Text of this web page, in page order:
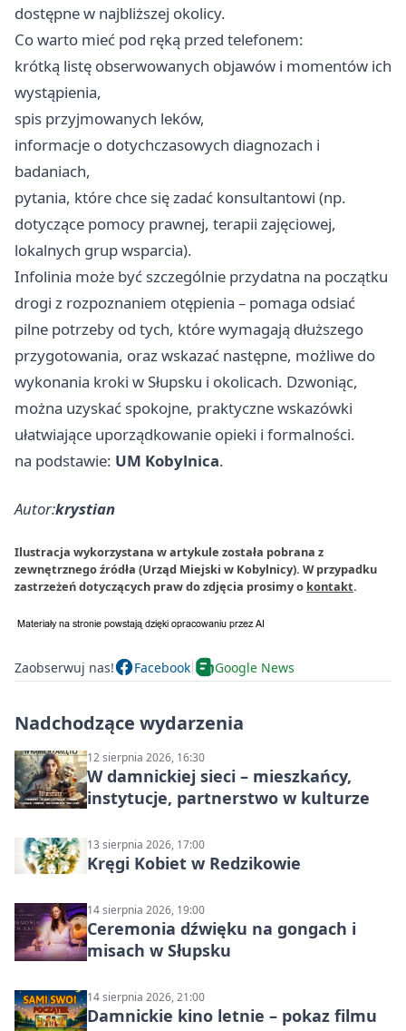
dostępne w najbliższej okolicy.
Co warto mieć pod ręką przed telefonem:
krótką listę obserwowanych objawów i momentów ich
wystąpienia,
spis przyjmowanych leków,
informacje o dotychczasowych diagnozach i
badaniach,
pytania, które chce się zadać konsultantowi (np.
dotyczące pomocy prawnej, terapii zajęciowej,
lokalnych grup wsparcia).
Infolinia może być szczególnie przydatna na początku
drogi z rozpoznaniem otępienia – pomaga odsiać
pilne potrzeby od tych, które wymagają dłuższego
przygotowania, oraz wskazać następne, możliwe do
wykonania kroki w Słupsku i okolicach. Dzwoniąc,
można uzyskać spokojne, praktyczne wskazówki
ułatwiające uporządkowanie opieki i formalności.
na podstawie: UM Kobylnica.
Autor:krystian
Ilustracja wykorzystana w artykule została pobrana z
zewnętrznego źródła (Urząd Miejski w Kobylnicy). W przypadku
zastrzeżeń dotyczących praw do zdjęcia prosimy o kontakt.
Zaobserwuj nas! Facebook Google News
Nadchodzące wydarzenia
12 sierpnia 2026, 16:30
W damnickiej sieci – mieszkańcy,
instytucje, partnerstwo w kulturze
13 sierpnia 2026, 17:00
Kręgi Kobiet w Redzikowie
14 sierpnia 2026, 19:00
Ceremonia dźwięku na gongach i
misach w Słupsku
14 sierpnia 2026, 21:00
Damnickie kino letnie – pokaz filmu